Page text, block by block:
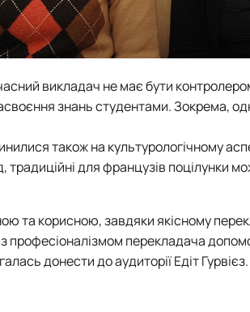
викладач не має бути
знань студентами. Зокрема,
також на культурологічному
традиційні для французів
та корисною, завдяки якісному
професіоналізмом перекладача
донести до аудиторії Едіт Гурвієз.